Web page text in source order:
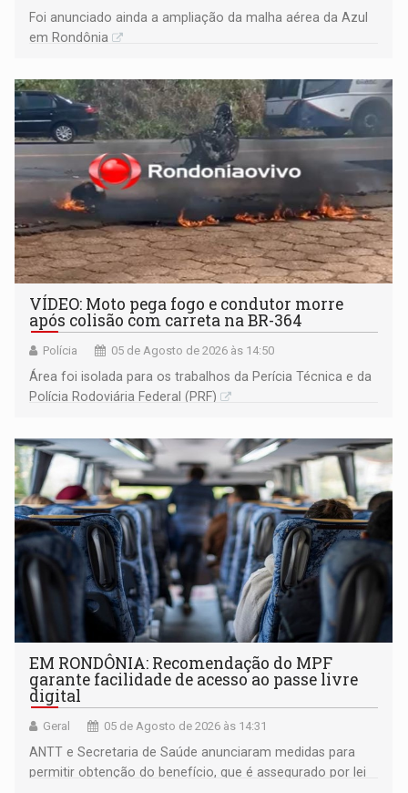
Foi anunciado ainda a ampliação da malha aérea da Azul
em Rondônia
VÍDEO: Moto pega fogo e condutor morre
após colisão com carreta na BR-364
Polícia 05 de Agosto de 2026 às 14:50
Área foi isolada para os trabalhos da Perícia Técnica e da
Polícia Rodoviária Federal (PRF)
EM RONDÔNIA: Recomendação do MPF
garante facilidade de acesso ao passe livre
digital
Geral 05 de Agosto de 2026 às 14:31
ANTT e Secretaria de Saúde anunciaram medidas para
permitir obtenção do benefício, que é assegurado por lei